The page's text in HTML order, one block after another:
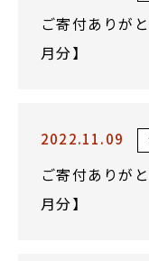
ご寄付ありが
月分】
2022.11.09
ご寄付ありが
月分】